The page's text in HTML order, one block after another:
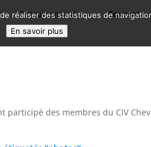
Entrainements Courses
des membres du CIV
réaliser des statistiques de
En savoir plus